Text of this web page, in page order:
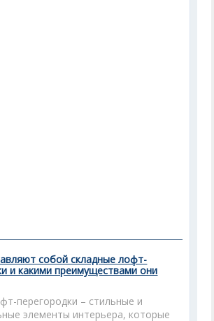
собой складные лофт-
и какими преимуществами они
перегородки – стильные и
элементы интерьера, которые